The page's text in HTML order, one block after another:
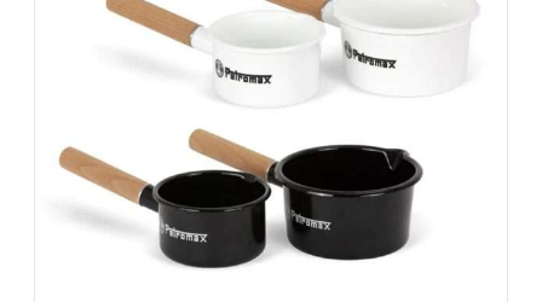
on
the
page